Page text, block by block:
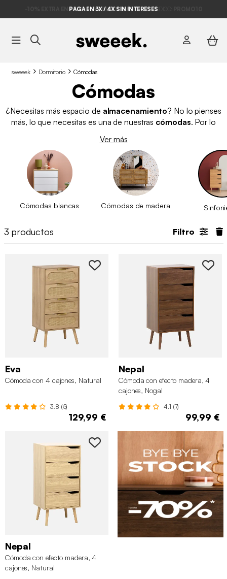
-10% EXTRA EN PERGOLAS BIOCLIMÁTICAS* CÓDIGO:
PAGA EN 3X / 4X SIN INTERESES
sweeek Dormitorio Cómodas
Cómodas
¿Necesitas más espacio de almacenamiento? No lo pienses
más, lo que necesitas es una de nuestras cómodas. Por lo
pero también puede encajar perfectamente en el recibidor o el
salón. De estilo nórdico, industrial o vintage, en sweeek
ofrecemoscómodas de diferentes estilos para combinar
con tu decoración
y con otros muebles como una
mesita de
noche blancao un
. Échale un vistazo a nuestro
catálogo de cómodas de calidad, con una excelente relación
calidad-precio.
Ver más
Cómodas blancas Cómodas de madera
3 productos Filtro
Eva
Cómoda con 4 cajones, Natural
3.8 (5)
129,99 €
Nepal
Cómoda con efecto madera, 4
cajones, Nogal
4.1 (7)
99,99 €
Nepal
Cómoda con efecto madera, 4
cajones, Natural